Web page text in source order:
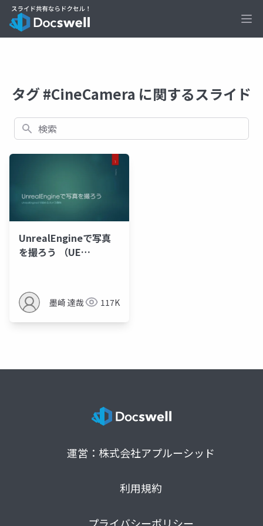
タグ #CineCamera に関するスライド
検索
UnrealEngineで写真
を撮ろう （UE
墨崎 達哉 117K
運営：株式会社アプルーシッド
利用規約
プライバシーポリシー